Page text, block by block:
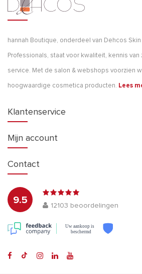
hannah Boutique, onderdeel van Dehcos Skin
Professionals, staat voor kwaliteit, kennis
service. Met de salon & webshops voorzien
hoogwaardige cosmetica producten. Lees
Klantenservice
Mijn account
Contact
9.5
12103 beoordelingen
Uw aankoop is
beschermd